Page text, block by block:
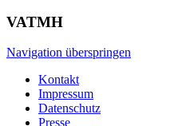
VATMH
Navigation überspringen
Kontakt
Impressum
Datenschutz
Presse